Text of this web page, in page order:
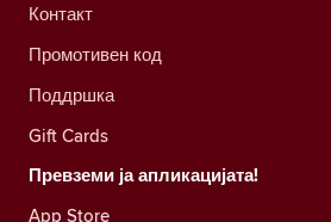
Контакт
Промотивен код
Поддршка
Gift Cards
Превземи ја апликацијата!
App Store